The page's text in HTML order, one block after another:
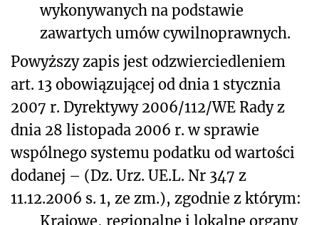
wykonywanych na podstawie
zawartych umów cywilnoprawnych.
Powyższy zapis jest odzwierciedleniem
art. 13 obowiązującej od dnia 1 stycznia
2007 r. Dyrektywy 2006/112/WE Rady z
dnia 28 listopada 2006 r. w sprawie
wspólnego systemu podatku odwartości
dodanej – (Dz. Urz. UE.L. Nr 347 z
11.12.2006 s. 1, ze zm.), zgodnie z którym:
Krajowe, regionalne i lokalne organy